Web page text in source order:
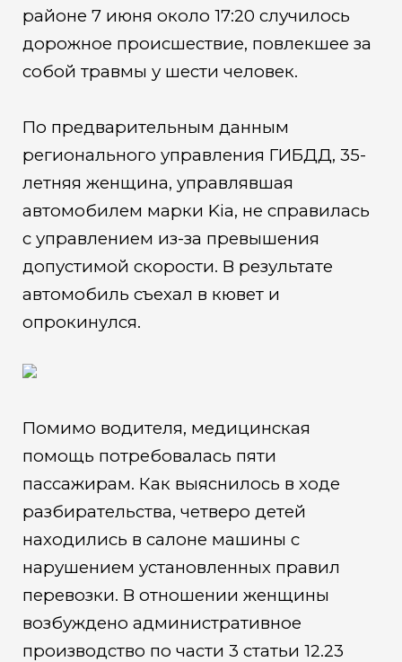
районе 7 июня около 17:20 случилось
дорожное происшествие, повлекшее за
собой травмы у шести человек.
По предварительным данным
регионального управления ГИБДД, 35-
летняя женщина, управлявшая
автомобилем марки Kia, не справилась
с управлением из-за превышения
допустимой скорости. В результате
автомобиль съехал в кювет и
опрокинулся.
Помимо водителя, медицинская
помощь потребовалась пяти
пассажирам. Как выяснилось в ходе
разбирательства, четверо детей
находились в салоне машины с
нарушением установленных правил
перевозки. В отношении женщины
возбуждено административное
производство по части 3 статьи 12.23